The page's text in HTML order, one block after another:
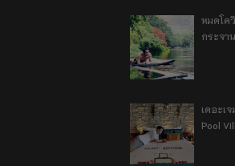
หมดโค
กระจา
เดอะเ
Pool